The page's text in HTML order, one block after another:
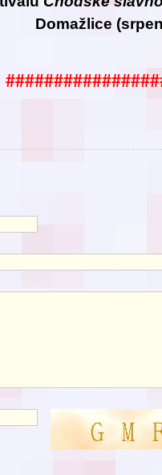
Domažlice